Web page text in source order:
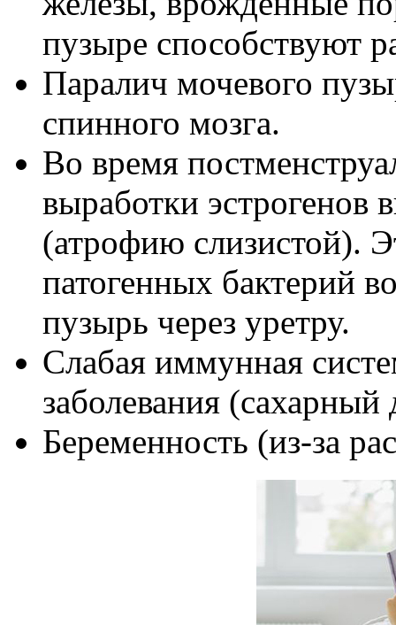
пузыре способствуют
Паралич мочевого
спинного мозга.
Во время
выработки эстрогенов
(атрофию слизистой).
патогенных бактерий
пузырь через уретру.
Слабая иммунная
заболевания (сахарный
Беременность (из-за